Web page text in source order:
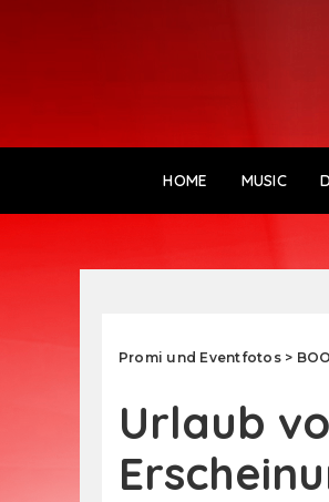
HOME MUSIC
Promi und Eventfotos>
Urlaub